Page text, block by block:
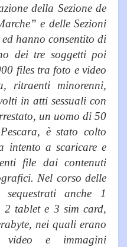
della Sezione de
e delle Sezioni
hanno consentito di
dei tre soggetti poi
files tra foto e video
ritraenti minorenni,
in atti sessuali con
un uomo di 50
è stato colto
intento a scaricare e
file dai contenuti
Nel corso delle
anche 1
2 tablet e 3 sim card,
nei quali erano
video e immagini